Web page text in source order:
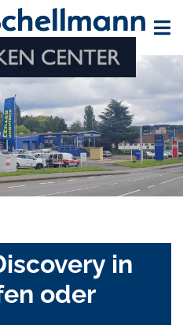
in
oder